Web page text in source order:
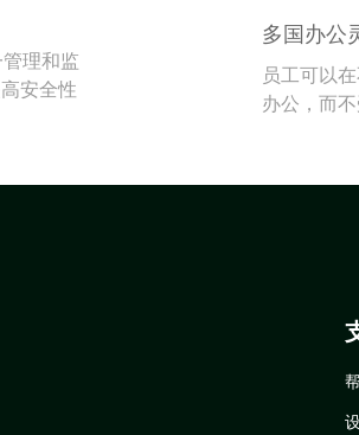
理和监
安全性
多国办公
员工可以
办公，而不